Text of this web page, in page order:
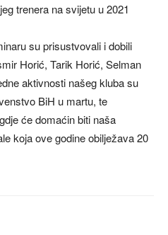
trenera na svijetu u 2021
su prisustvovali i dobili
Horić, Tarik Horić, Selman
aktivnosti našeg kluba su
BiH u martu, te
će domaćin biti naša
koja ove godine obilježava 20